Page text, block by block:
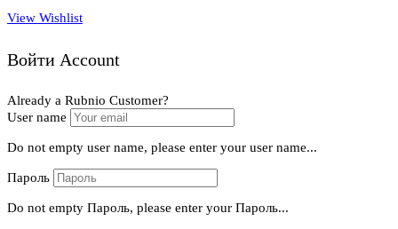
View Wishlist
Войти Account
Already a Rubnio Customer?
User name
Do not empty user name, please enter your user name...
Пароль
Do not empty Пароль, please enter your Пароль...